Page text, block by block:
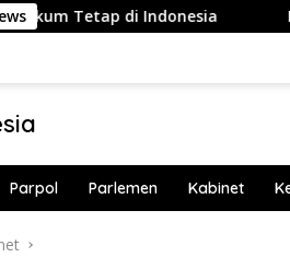
di Indonesia Nurul Arifin:
Parpol Parlemen Kabinet